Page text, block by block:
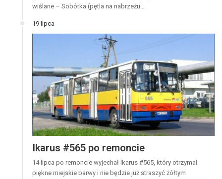
wiślane – Sobótka (pętla na nabrzeżu…
19 lipca
Ikarus #565 po remoncie
14 lipca po remoncie wyjechał Ikarus #565, który otrzymał
piękne miejskie barwy i nie będzie już straszyć żółtym